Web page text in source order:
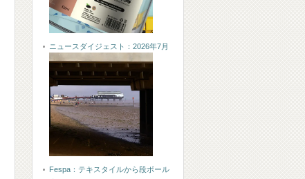
ニュースダイジェスト：2026年7月
Fespa：テキスタイルから段ボール